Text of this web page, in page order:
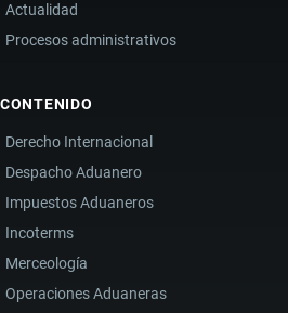
Actualidad
Procesos administrativos
CONTENIDO
Derecho Internacional
Despacho Aduanero
Impuestos Aduaneros
Incoterms
Merceología
Operaciones Aduaneras